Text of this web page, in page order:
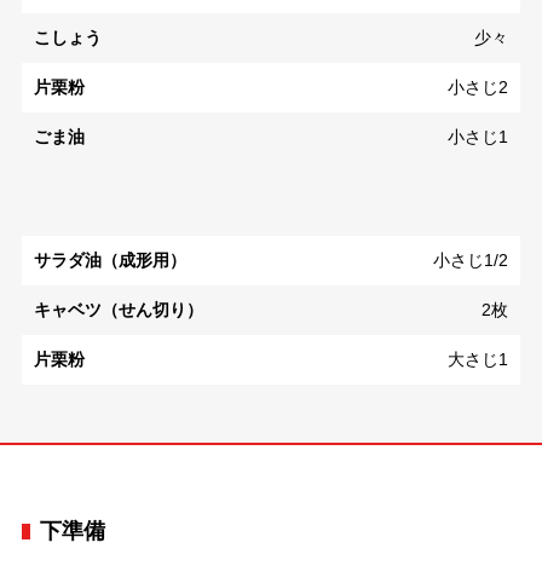
こしょう 少々
片栗粉 小さじ2
ごま油 小さじ1
サラダ油（成形用） 小さじ1/2
キャベツ（せん切り） 2枚
片栗粉 大さじ1
下準備